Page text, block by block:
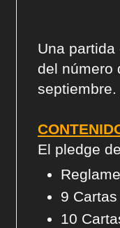
Una
del número
septiembre.
El pledge
9
10